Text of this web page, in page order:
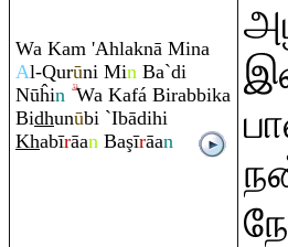
Wa Kam 'Ahlaknā Mina
Al-Qurūni Min Ba`di
Nūĥin Wa Kafá Birabbika
Bidhunūbi `Ibādihi
Khabīrāan Başīrāan